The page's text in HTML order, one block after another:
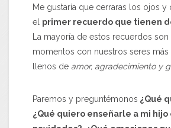
Me gustaría que cerraras los ojos y
el primer recuerdo que tienen
La mayoría de estos recuerdos
momentos con nuestros seres más
llenos de amor, agradecimiento y
Paremos y preguntémonos ¿Qué
¿Qué quiero enseñarle a mi hijo